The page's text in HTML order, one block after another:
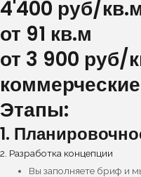
4'400 руб/
от 91 кв.м
от 3 900 руб/
коммерческие
Этапы:
1.
2. Разработка концепции
Вы заполняете бриф и